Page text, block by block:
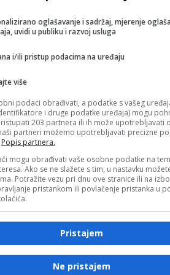
generala Nanića
izdajnikom!”
prioritet, Bosanci
„Dodik nagrađen!
plaćali da bi
sve dolazio sa
do 300.000
Gavazzeni: “Pucali
kupleraj!
mi ne spominjite!
sa
Sjedinjenih
oglašavanje i sadržaj, mjerenje
uvidi u publiku i razvoj usluga
i/ili pristup podacima na uređaju
više
podaci obrađivati, a podatke s vašeg
i druge podatke uređaja) mogu
203 partnera ili ih može upotrebljavati
partneri možemo upotrebljavati precizne
Popis partnera.
mogu obrađivati vaše osobne podatke na
Ako se ne slažete s tim, u nastavku
Potražite vezu pri dnu ove stranice ili na
pristankom ili povlačenje pristanka u
Pristajem
Ne pristajem